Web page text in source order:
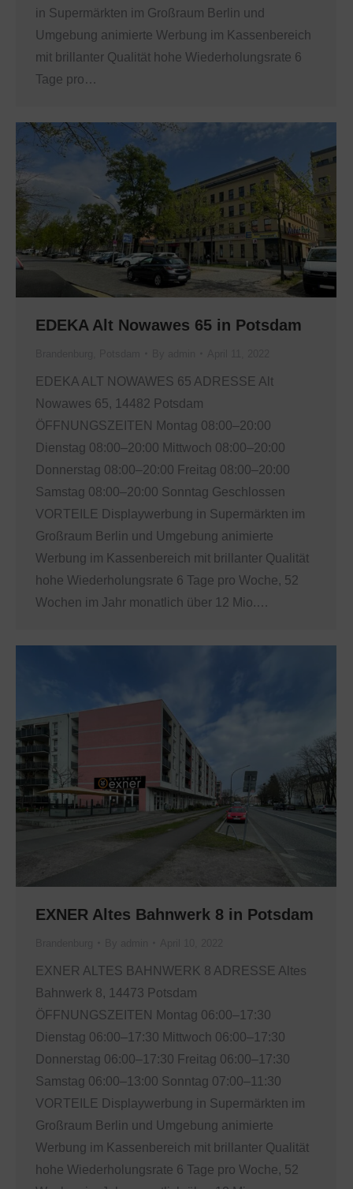
in Supermärkten im Großraum Berlin und
Umgebung animierte Werbung im Kassenbereich
mit brillanter Qualität hohe Wiederholungsrate 6
Tage pro…
EDEKA Alt Nowawes 65 in Potsdam
EDEKA ALT NOWAWES 65 ADRESSE Alt
Nowawes 65, 14482 Potsdam
ÖFFNUNGSZEITEN Montag 08:00–20:00
Dienstag 08:00–20:00 Mittwoch 08:00–20:00
Donnerstag 08:00–20:00 Freitag 08:00–20:00
Samstag 08:00–20:00 Sonntag Geschlossen
VORTEILE Displaywerbung in Supermärkten im
Großraum Berlin und Umgebung animierte
Werbung im Kassenbereich mit brillanter Qualität
hohe Wiederholungsrate 6 Tage pro Woche, 52
Wochen im Jahr monatlich über 12 Mio.…
EXNER Altes Bahnwerk 8 in Potsdam
EXNER ALTES BAHNWERK 8 ADRESSE Altes
Bahnwerk 8, 14473 Potsdam
ÖFFNUNGSZEITEN Montag 06:00–17:30
Dienstag 06:00–17:30 Mittwoch 06:00–17:30
Donnerstag 06:00–17:30 Freitag 06:00–17:30
Samstag 06:00–13:00 Sonntag 07:00–11:30
VORTEILE Displaywerbung in Supermärkten im
Großraum Berlin und Umgebung animierte
Werbung im Kassenbereich mit brillanter Qualität
hohe Wiederholungsrate 6 Tage pro Woche, 52